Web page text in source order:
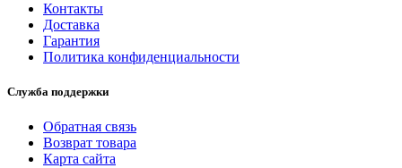
Контакты
Доставка
Гарантия
Политика конфиденциальности
Служба поддержки
Обратная связь
Возврат товара
Карта сайта